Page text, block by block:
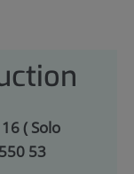
( Solo
53